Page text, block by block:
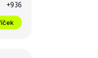
+936